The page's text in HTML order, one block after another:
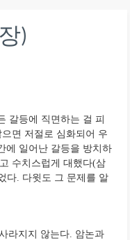
)
갈등에 직면하는 걸 피
면 저절로 심화되어 우
에 일어난 갈등을 방치하
수치스럽게 대했다(삼
다. 다윗도 그 문제를 알
라지지 않는다. 암논과